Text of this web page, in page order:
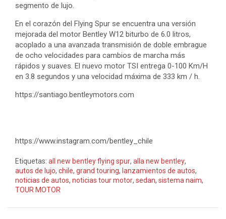
segmento de lujo.
En el corazón del Flying Spur se encuentra una versión
mejorada del motor Bentley W12 biturbo de 6.0 litros,
acoplado a una avanzada transmisión de doble embrague
de ocho velocidades para cambios de marcha más
rápidos y suaves. El nuevo motor TSI entrega 0-100 Km/H
en 3.8 segundos y una velocidad máxima de 333 km / h.
https://santiago.bentleymotors.com
https://www.instagram.com/bentley_chile
Etiquetas: all new bentley flying spur, alla new bentley,
autos de lujo, chile, grand touring, lanzamientos de autos,
noticias de autos, noticias tour motor, sedan, sistema naim,
TOUR MOTOR